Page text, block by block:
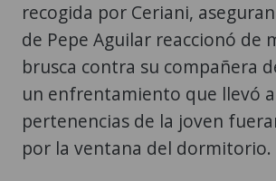
recogida por Ceriani,
de Pepe Aguilar reaccionó de
brusca contra su compañera
un enfrentamiento que llevó
pertenencias de la joven
por la ventana del dormitorio.